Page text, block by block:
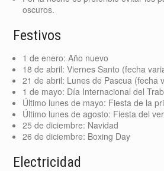
oscuros.
Festivos
1 de enero: Año nuevo
18 de abril: Viernes Santo (fecha
21 de abril: Lunes de Pascua (fecha
1 de mayo: Día Internacional del
Último lunes de mayo: Fiesta de la
Último lunes de agosto: Fiesta del
25 de diciembre: Navidad
26 de diciembre: Boxing Day
Electricidad